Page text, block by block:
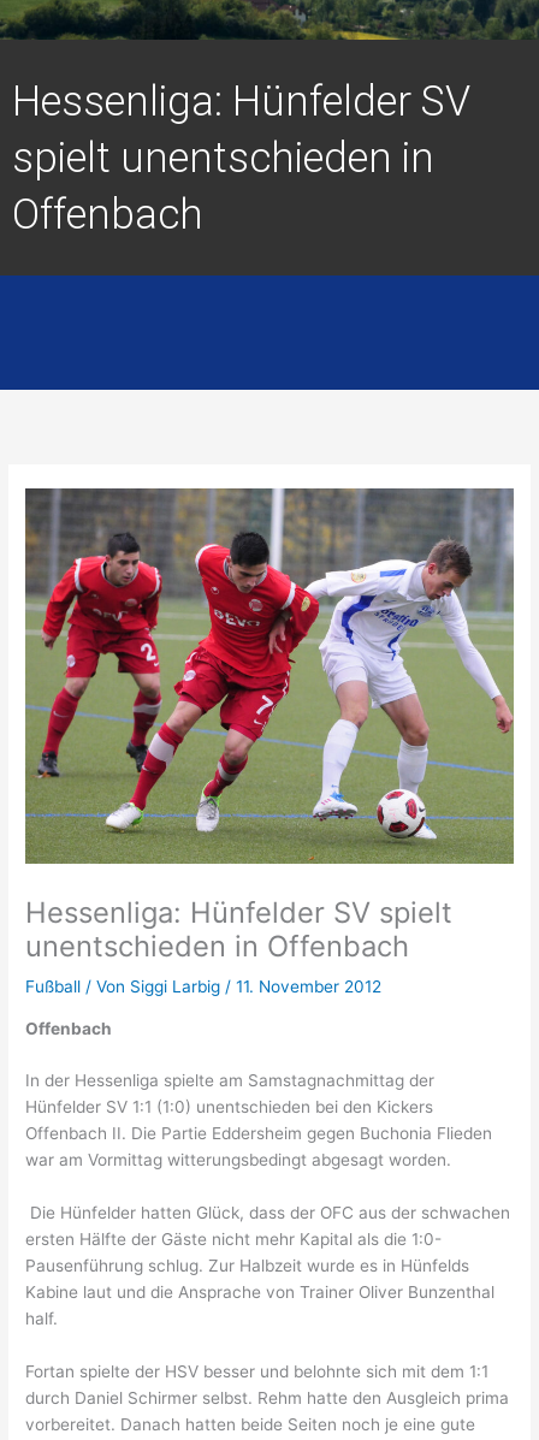
Hessenliga: Hünfelder SV
spielt unentschieden in
Offenbach
Hessenliga: Hünfelder SV spielt
unentschieden in Offenbach
Fußball / Von Siggi Larbig /11. November 2012
Offenbach
In der Hessenliga spielte am Samstagnachmittag der
Hünfelder SV 1:1 (1:0) unentschieden bei den Kickers
Offenbach II. Die Partie Eddersheim gegen Buchonia Flieden
war am Vormittag witterungsbedingt abgesagt worden.
Die Hünfelder hatten Glück, dass der OFC aus der schwachen
ersten Hälfte der Gäste nicht mehr Kapital als die 1:0-
Pausenführung schlug. Zur Halbzeit wurde es in Hünfelds
Kabine laut und die Ansprache von Trainer Oliver Bunzenthal
half.
Fortan spielte der HSV besser und belohnte sich mit dem 1:1
durch Daniel Schirmer selbst. Rehm hatte den Ausgleich prima
vorbereitet. Danach hatten beide Seiten noch je eine gute